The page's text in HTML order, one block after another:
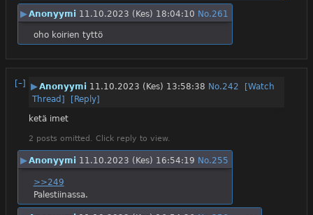
▶Anonyymi 11.10.2023 (Kes) 18:04:10 No.261
oho koirien tyttö
[–] ▶Anonyymi 11.10.2023 (Kes) 13:58:38 No.242
[Watch
Thread]
[Reply]
ketä imet
2 posts omitted. Click reply to view.
▶Anonyymi 11.10.2023 (Kes) 16:54:19 No.255
>>249
Palestiinassa.